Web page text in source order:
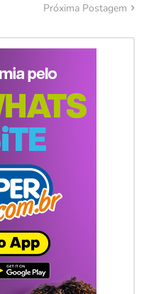
Próxima Postagem